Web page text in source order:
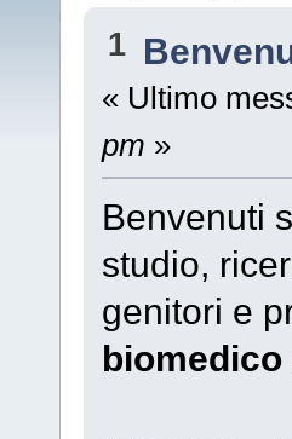
1
« Ultimo
pm »
Benvenuti
studio,
genitori e
biomedico